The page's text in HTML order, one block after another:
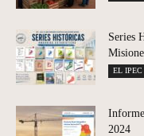
Series
EL IPEC
2024